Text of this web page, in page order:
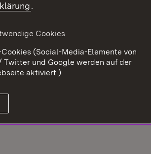
.
Cookies
(Social-Media-Elemente von
Twitter und Google werden auf der
aktiviert.)